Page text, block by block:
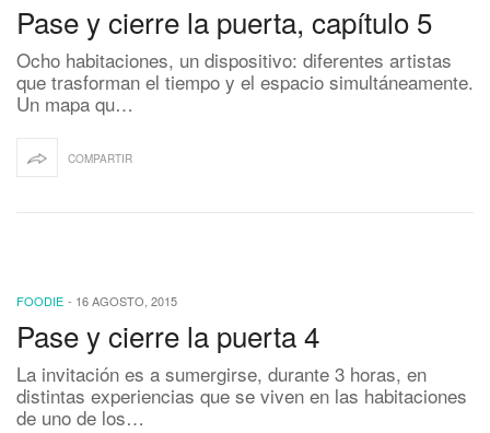
Pase y cierre la puerta, capítulo 5
Ocho habitaciones, un dispositivo: diferentes artistas
que trasforman el tiempo y el espacio simultáneamente.
Un mapa qu…
COMPARTIR
FOODIE - 16 AGOSTO, 2015
Pase y cierre la puerta 4
La invitación es a sumergirse, durante 3 horas, en
distintas experiencias que se viven en las habitaciones
de uno de los…